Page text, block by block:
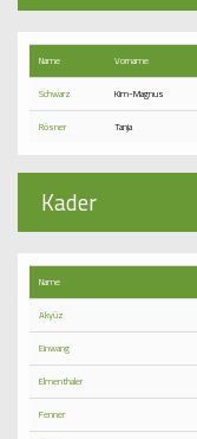
Name Vorname
Schwarz Kim-Magnus
Rösner Tanja
Kader
Name
Akyüz
Einwang
Elmenthaler
Fenner